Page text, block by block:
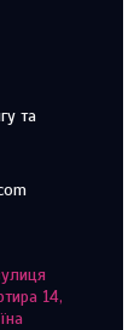
та
14,